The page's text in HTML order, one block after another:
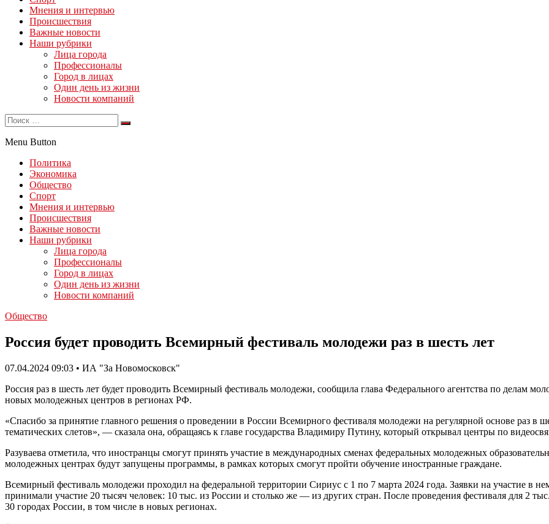
Мнения и интервью
Происшествия
Важные новости
Наши рубрики
Лица города
Профессионалы
Город в лицах
Один день из жизни
Новости компаний
Menu Button
Политика
Экономика
Общество
Спорт
Мнения и интервью
Происшествия
Важные новости
Наши рубрики
Лица города
Профессионалы
Город в лицах
Один день из жизни
Новости компаний
Общество
Россия будет проводить Всемирный фестиваль молодежи раз в шесть лет
07.04.2024 09:03 • ИА "За Новомосковск"
Россия раз в шесть лет будет проводить Всемирный фестиваль молодежи, сообщила глава Федерального агентства по делам
новых молодежных центров в регионах РФ.
«Спасибо за принятие главного решения о проведении в России Всемирного фестиваля молодежи на регулярной основе раз в
тематических слетов», — сказала она, обращаясь к главе государства Владимиру Путину, который открывал центры по
Разуваева отметила, что иностранцы смогут принять участие в международных сменах федеральных молодежных
молодежных центрах будут запущены программы, в рамках которых смогут пройти обучение иностранные граждане.
Всемирный фестиваль молодежи проходил на федеральной территории Сириус с 1 по 7 марта 2024 года. Заявки на участие в
принимали участие 20 тысяч человек: 10 тыс. из России и столько же — из других стран. После проведения фестиваля для 2
30 городах России, в том числе в новых регионах.